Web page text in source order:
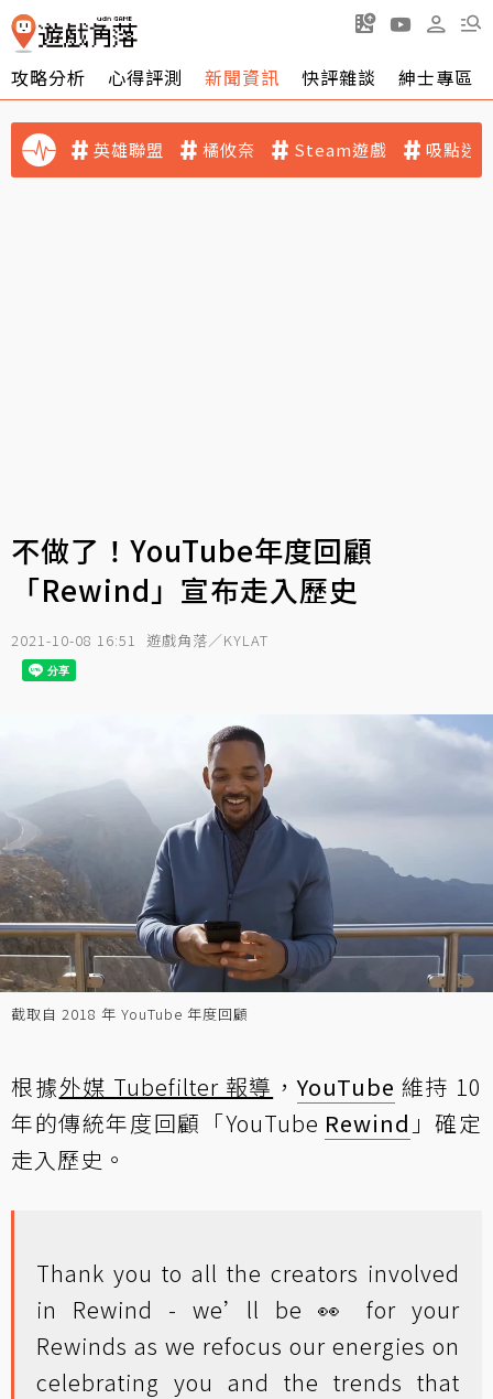
攻略分析 心得評測 新聞資訊 快評雜談 紳士專區
英雄聯盟 橘攸奈 Steam遊戲 吸點迷
不做了！YouTube年度回顧
「Rewind」宣布走入歷史
2021-10-08 16:51 遊戲角落／KYLAT
截取自 2018 年 YouTube 年度回顧
根據外媒 Tubefilter 報導 ，YouTube 維持 10
年的傳統年度回顧「YouTube Rewind 」確定
走入歷史。
Thank you to all the creators involved
in Rewind - we’ll be 👀 for your
Rewinds as we refocus our energies on
celebrating you and the trends that